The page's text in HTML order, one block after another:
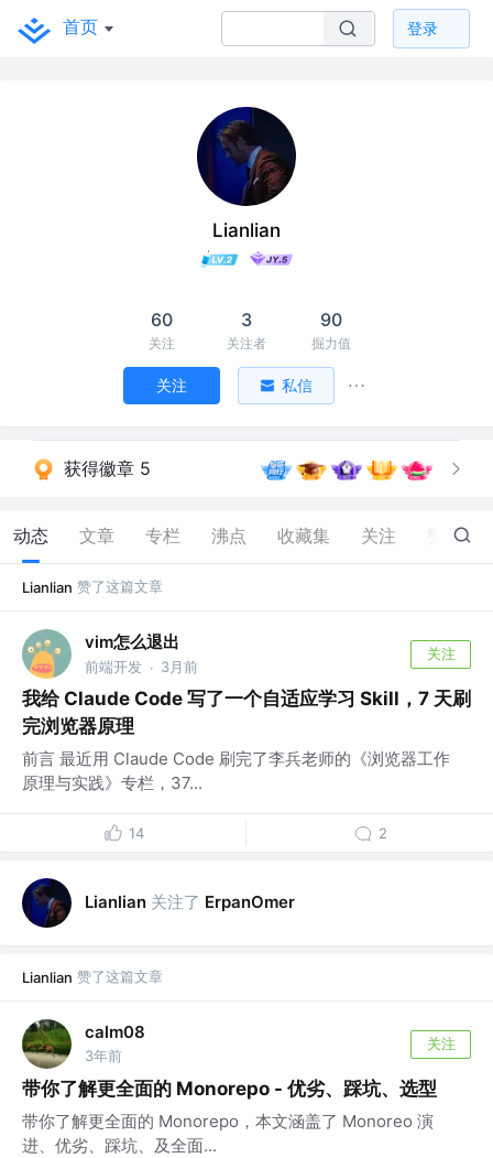
首页 登录
Lianlian
60
关注
3
关注者
90
掘力值
关注 私信
获得徽章 5
动态 文章 专栏 沸点 收藏集 关注 115
Lianlian 赞了这篇文章
vim怎么退出
前端开发 · 3月前
关注
我给 Claude Code 写了一个自适应学习 Skill，7 天刷
完浏览器原理
前言 最近用 Claude Code 刷完了李兵老师的《浏览器工作
原理与实践》专栏，37...
14 2
Lianlian 关注了 ErpanOmer
Lianlian 赞了这篇文章
calm08
3年前
关注
带你了解更全面的 Monorepo - 优劣、踩坑、选型
带你了解更全面的 Monorepo，本文涵盖了 Monoreo 演
进、优劣、踩坑、及全面...